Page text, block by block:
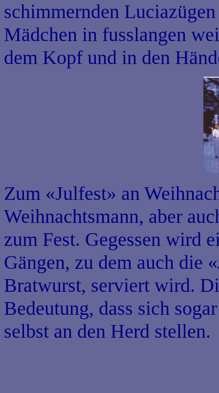
schimmernden
Mädchen in fusslangen
dem Kopf und in den
Zum «Julfest» an
Weihnachtsmann, aber
zum Fest. Gegessen wird
Gängen, zu dem auch die
Bratwurst, serviert wird.
Bedeutung, dass sich
selbst an den Herd stellen.